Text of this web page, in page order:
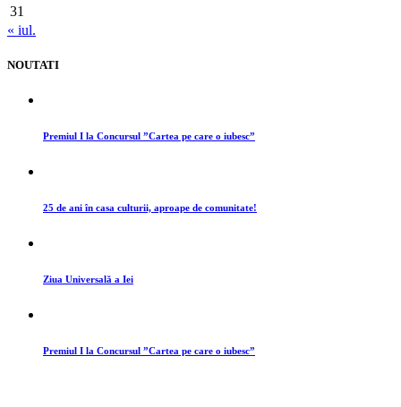
31
« iul.
NOUTATI
Premiul I la Concursul ”Cartea pe care o iubesc”
25 de ani în casa culturii, aproape de comunitate!
Ziua Universală a Iei
Premiul I la Concursul ”Cartea pe care o iubesc”